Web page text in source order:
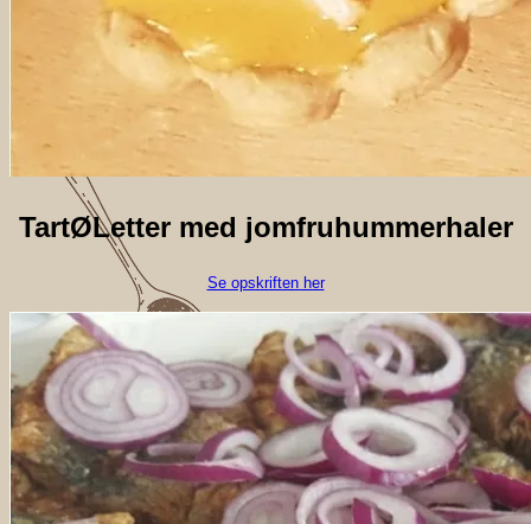
TartØLetter med jomfruhummerhaler
Se opskriften her